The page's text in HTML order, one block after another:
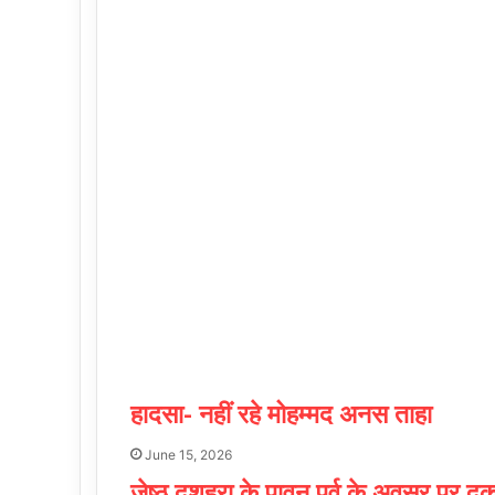
हादसा- नहीं रहे मोहम्मद अनस ताहा
June 15, 2026